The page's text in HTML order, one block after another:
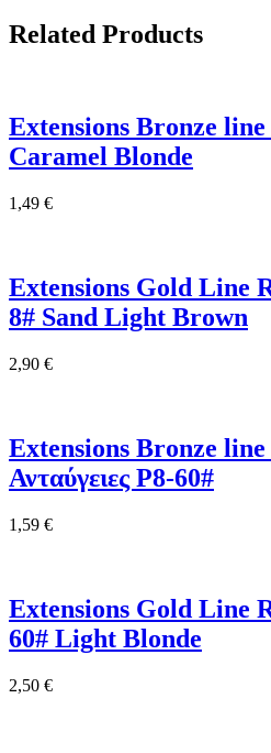
Related Products
Extensions Bronze
Caramel Blonde
1,49 €
Extensions Gold Line
8# Sand Light Brown
2,90 €
Extensions Bronze
Ανταύγειες P8-60#
1,59 €
Extensions Gold Line
60# Light Blonde
2,50 €